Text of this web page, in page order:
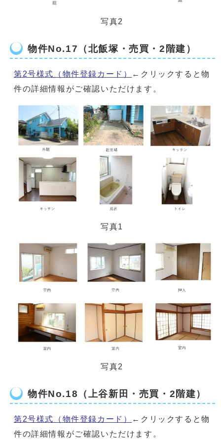
写真2
物件No.17（北飯塚・売買・2階建）
第2号様式（物件登録カード）
←クリックすると物
件の詳細情報がご確認いただけます。
写真1
写真2
物件No.18（上谷新田・売買・2階建）
第2号様式（物件登録カード）
←クリックすると物
件の詳細情報がご確認いただけます。